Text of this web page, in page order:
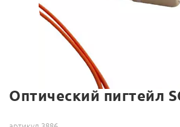
Оптический пигтейл